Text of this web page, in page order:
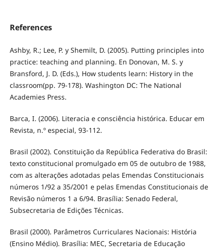
References
Ashby, R.; Lee, P. y Shemilt, D. (2005). Putting principles into
practice: teaching and planning. En Donovan, M. S. y
Bransford, J. D. (Eds.), How students learn: History in the
classroom(pp. 79-178). Washington DC: The National
Academies Press.
Barca, I. (2006). Literacia e consciência histórica. Educar em
Revista, n.º especial, 93-112.
Brasil (2002). Constituição da República Federativa do Brasil:
texto constitucional promulgado em 05 de outubro de 1988,
com as alterações adotadas pelas Emendas Constitucionais
números 1/92 a 35/2001 e pelas Emendas Constitucionais de
Revisão números 1 a 6/94. Brasília: Senado Federal,
Subsecretaria de Edições Técnicas.
Brasil (2000). Parâmetros Curriculares Nacionais: História
(Ensino Médio). Brasília: MEC, Secretaria de Educação